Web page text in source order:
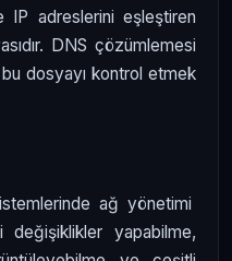
IP adreslerini eşleştiren
DNS çözümlemesi
bu dosyayı kontrol etmek
ağ yönetimi
yapabilme,